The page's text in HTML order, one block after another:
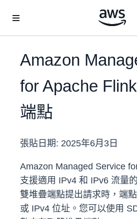
Amazon
for Apache
端點
張貼日期: 2025年6月3日
Amazon Managed Service
支援適用 IPv4 和 IPv6 流量
雙堆疊端點提出請求時，端
或 IPv4 位址。您可以使用